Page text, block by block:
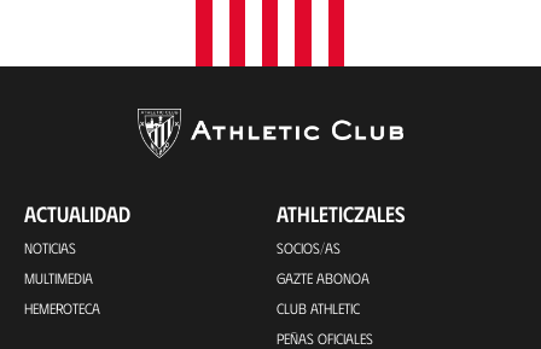
ACTUALIDAD
NOTICIAS
MULTIMEDIA
HEMEROTECA
ATHLETICZALES
SOCIOS/AS
GAZTE ABONOA
CLUB ATHLETIC
PEÑAS OFICIALES